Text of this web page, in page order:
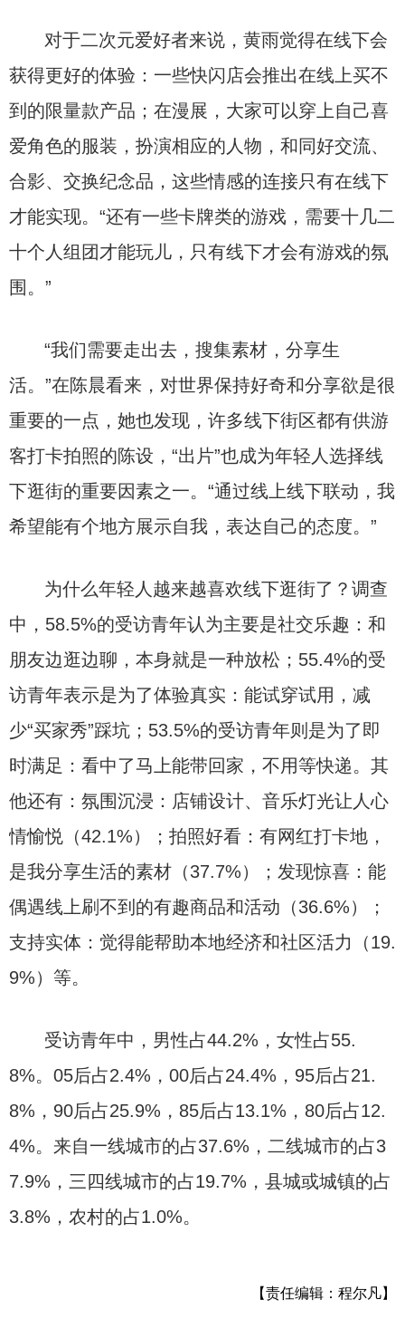
对于二次元爱好者来说，黄雨觉得在线下会
获得更好的体验：一些快闪店会推出在线上买不
到的限量款产品；在漫展，大家可以穿上自己喜
爱角色的服装，扮演相应的人物，和同好交流、
合影、交换纪念品，这些情感的连接只有在线下
才能实现。“还有一些卡牌类的游戏，需要十几二
十个人组团才能玩儿，只有线下才会有游戏的氛
围。”
“我们需要走出去，搜集素材，分享生
活。”在陈晨看来，对世界保持好奇和分享欲是很
重要的一点，她也发现，许多线下街区都有供游
客打卡拍照的陈设，“出片”也成为年轻人选择线
下逛街的重要因素之一。“通过线上线下联动，我
希望能有个地方展示自我，表达自己的态度。”
为什么年轻人越来越喜欢线下逛街了？调查
中，58.5%的受访青年认为主要是社交乐趣：和
朋友边逛边聊，本身就是一种放松；55.4%的受
访青年表示是为了体验真实：能试穿试用，减
少“买家秀”踩坑；53.5%的受访青年则是为了即
时满足：看中了马上能带回家，不用等快递。其
他还有：氛围沉浸：店铺设计、音乐灯光让人心
情愉悦（42.1%）；拍照好看：有网红打卡地，
是我分享生活的素材（37.7%）；发现惊喜：能
偶遇线上刷不到的有趣商品和活动（36.6%）；
支持实体：觉得能帮助本地经济和社区活力（19.
9%）等。
受访青年中，男性占44.2%，女性占55.
8%。05后占2.4%，00后占24.4%，95后占21.
8%，90后占25.9%，85后占13.1%，80后占12.
4%。来自一线城市的占37.6%，二线城市的占3
7.9%，三四线城市的占19.7%，县城或城镇的占
3.8%，农村的占1.0%。
【责任编辑：程尔凡】